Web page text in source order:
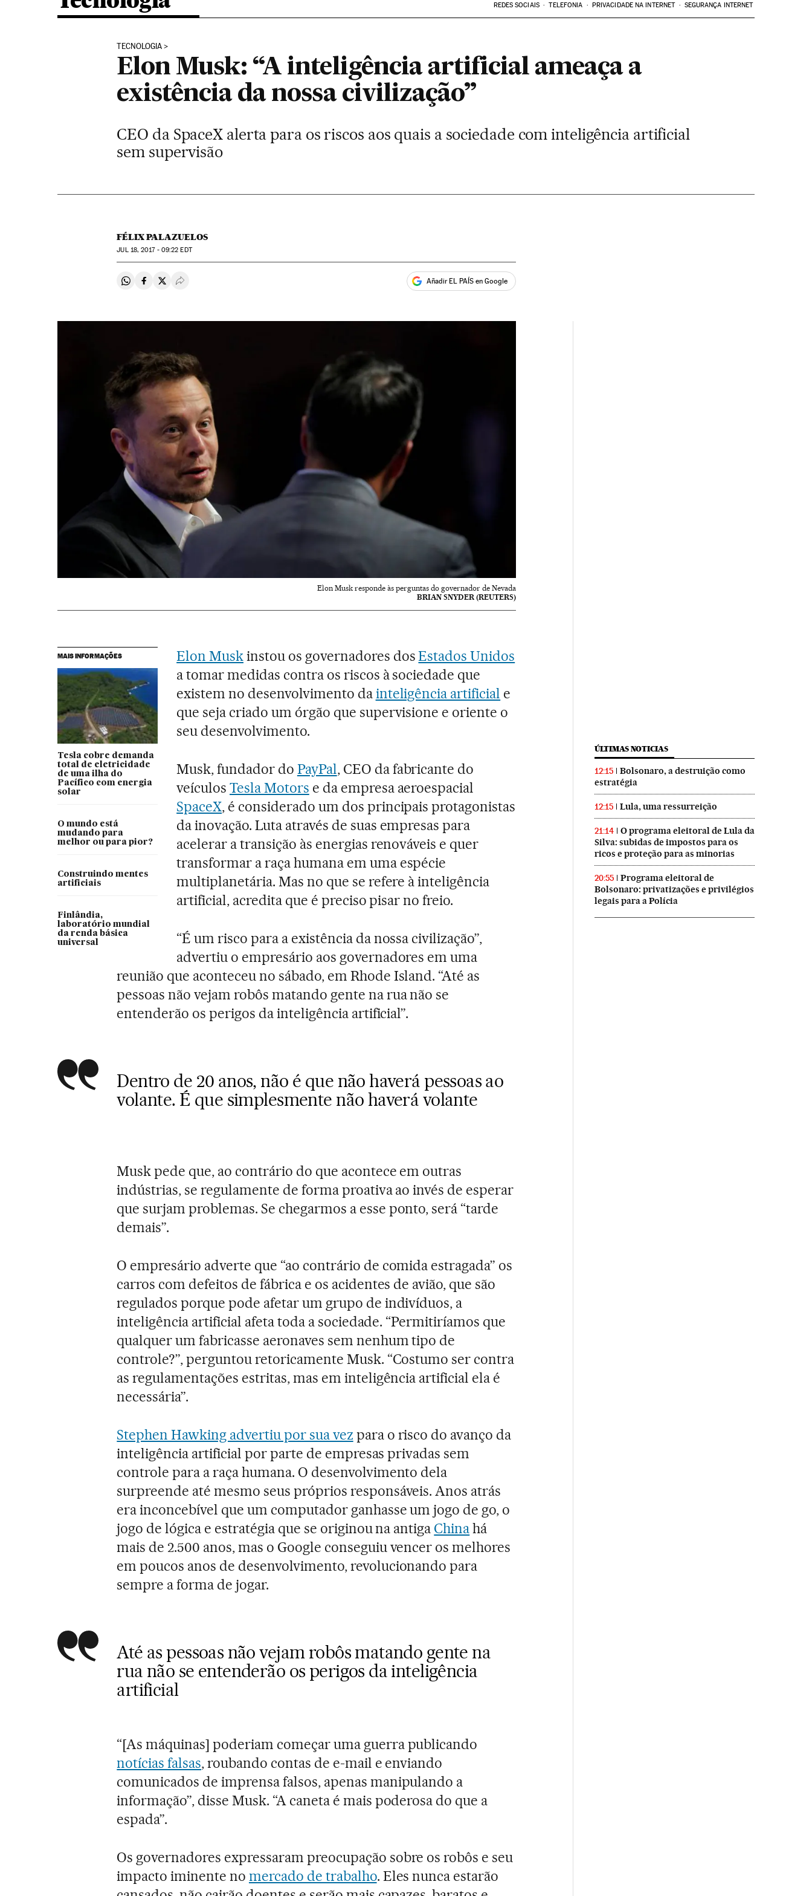
REDES SOCIAIS TELEFONIA PRIVACIDADE NA INTERNET SEGURANÇA INTERNET
TECNOLOGIA
Elon Musk: “A inteligência artificial ameaça a
existência da nossa civilização”
CEO da SpaceX alerta para os riscos aos quais a sociedade com inteligência artificial
sem supervisão
FÉLIX PALAZUELOS
JUL18, 2017 - 09:22 EDT
Compartir en Whatsapp
Compartir en Facebook
Compartir en Twitter
Desplegar Redes Sociales Añadir EL PAÍS en Google
Elon Musk responde às perguntas do governador de Nevada
BRIAN SNYDER (REUTERS)
MAIS INFORMAÇÕES
Tesla cobre demanda
total de eletricidade
de uma ilha do
Pacífico com energia
solar
O mundo está
mudando para
melhor ou para pior?
Construindo mentes
artificiais
Finlândia,
laboratório mundial
da renda básica
universal
Elon Muskinstou os governadores dosEstados Unidos
a tomar medidas contra os riscos à sociedade que
existem no desenvolvimento dainteligência artificial e
que seja criado um órgão que supervisione e oriente o
seu desenvolvimento.
Musk, fundador do PayPal, CEO da fabricante do
veículos Tesla Motors e da empresa aeroespacial
SpaceX, é considerado um dos principais protagonistas
da inovação. Luta através de suas empresas para
acelerar a transição às energias renováveis e quer
transformar a raça humana em uma espécie
multiplanetária. Mas no que se refere à inteligência
artificial, acredita que é preciso pisar no freio.
“É um risco para a existência da nossa civilização”,
advertiu o empresário aos governadores em uma
reunião que aconteceu no sábado, em Rhode Island. “Até as
pessoas não vejam robôs matando gente na rua não se
entenderão os perigos da inteligência artificial”.
Dentro de 20 anos, não é que não haverá pessoas ao
volante. É que simplesmente não haverá volante
Musk pede que, ao contrário do que acontece em outras
indústrias, se regulamente de forma proativa ao invés de esperar
que surjam problemas. Se chegarmos a esse ponto, será “tarde
demais”.
O empresário adverte que “ao contrário de comida estragada” os
carros com defeitos de fábrica e os acidentes de avião, que são
regulados porque pode afetar um grupo de indivíduos, a
inteligência artificial afeta toda a sociedade. “Permitiríamos que
qualquer um fabricasse aeronaves sem nenhum tipo de
controle?”, perguntou retoricamente Musk. “Costumo ser contra
as regulamentações estritas, mas em inteligência artificial ela é
necessária”.
Stephen Hawking advertiu por sua vez para o risco do avanço da
inteligência artificial por parte de empresas privadas sem
controle para a raça humana. O desenvolvimento dela
surpreende até mesmo seus próprios responsáveis. Anos atrás
era inconcebível que um computador ganhasse um jogo de go, o
jogo de lógica e estratégia que se originou na antiga Chinahá
mais de 2.500 anos, mas o Google conseguiu vencer os melhores
em poucos anos de desenvolvimento, revolucionando para
sempre a forma de jogar.
Até as pessoas não vejam robôs matando gente na
rua não se entenderão os perigos da inteligência
artificial
“[As máquinas] poderiam começar uma guerra publicando
notícias falsas, roubando contas de e-mail e enviando
comunicados de imprensa falsos, apenas manipulando a
informação”, disse Musk. “A caneta é mais poderosa do que a
espada”.
Os governadores expressaram preocupação sobre os robôs e seu
impacto iminente no mercado de trabalho. Eles nunca estarão
ÚLTIMAS NOTICIAS
12:15
Bolsonaro, a destruição como
estratégia
12:15 Lula, uma ressurreição
21:14
O programa eleitoral de Lula da
Silva: subidas de impostos para os
ricos e proteção para as minorias
20:55
Programa eleitoral de
Bolsonaro: privatizações e privilégios
legais para a Polícia